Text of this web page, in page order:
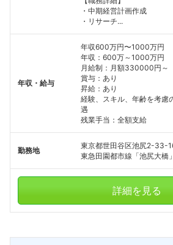
・中期経営計画作成
・リサーチ...
年収・給与
年収600万円〜1000万円
年収：600万～1000万円
月給制：月額330000円～
賞与：あり
昇給：あり
経験、スキル、年齢を考慮
遇
残業手当：全額支給
勤務地
東京都世田谷区池尻2-33-
東急田園都市線「池尻大橋
詳細を見る